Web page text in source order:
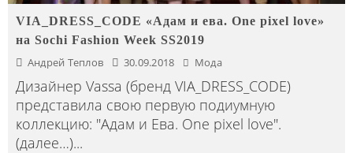
VIA_DRESS_CODE «Адам и ева. One pixel love»
на Sochi Fashion Week SS2019
Андрей Теплов 30.09.2018 Мода
Дизайнер Vassa (бренд VIA_DRESS_CODE)
представила свою первую подиумную
коллекцию: "Адам и Ева. One pixel love".
(далее…)...